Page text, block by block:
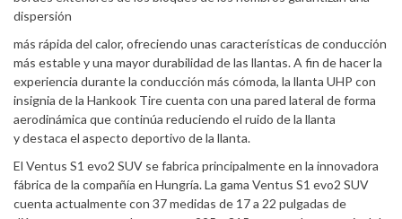
dispersión
más rápida del calor, ofreciendo unas características de conducción
más estable y una mayor durabilidad de las llantas. A fin de hacer la
experiencia durante la conducción más cómoda, la llanta UHP con
insignia de la Hankook Tire cuenta con una pared lateral de forma
aerodinámica que continúa reduciendo el ruido de la llanta
y destaca el aspecto deportivo de la llanta.
El Ventus S1 evo2 SUV se fabrica principalmente en la innovadora
fábrica de la compañía en Hungría. La gama Ventus S1 evo2 SUV
cuenta actualmente con 37 medidas de 17 a 22 pulgadas de